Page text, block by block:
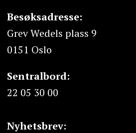
Besøksadresse:
Grev Wedels plass 9
0151 Oslo
Sentralbord:
22 05 30 00
Nyhetsbrev: